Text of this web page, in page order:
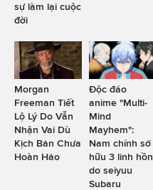
sự làm lại cuộc
đời
Morgan
Freeman Tiết
Lộ Lý Do Vẫn
Nhận Vai Dù
Kịch Bản Chưa
Hoàn Hảo
Độc đáo
anime "Multi-
Mind
Mayhem":
Nam chính sở
hữu 3 linh hồn
do seiyuu
Subaru